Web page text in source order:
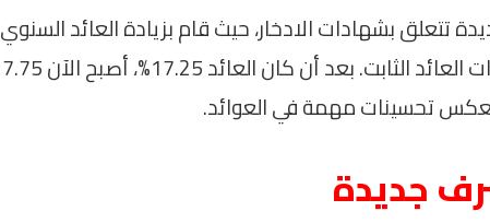
تتعلق بشهادات الادخار، حيث قام بزيادة العائد السنوي
تحسينات مهمة في العوائد.
جديدة